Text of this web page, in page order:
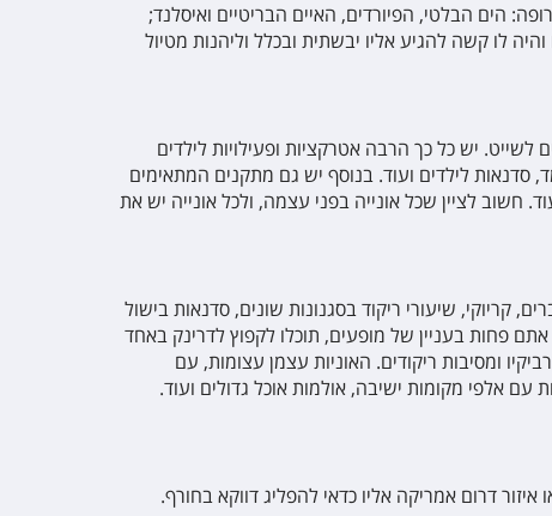
הים הבלטי, הפיורדים, האיים הבריטיים ואיסלנד;
לו קשה להגיע אליו יבשתית ובכלל וליהנות מטיול
יש כל כך הרבה אטרקציות ופעילויות לילדים
סדנאות לילדים ועוד. בנוסף יש גם מתקנים המתאימים
חשוב לציין שכל אונייה בפני עצמה, ולכל אונייה יש את
שיעורי ריקוד בסגנונות שונים, סדנאות בישול
פחות בעניין של מופעים, תוכלו לקפוץ לדרינק באחד
ומסיבות ריקודים. האוניות עצמן עצומות, עם
עם אלפי מקומות ישיבה, אולמות אוכל גדולים ועוד.
דרום אמריקה אליו כדאי להפליג דווקא בחורף.